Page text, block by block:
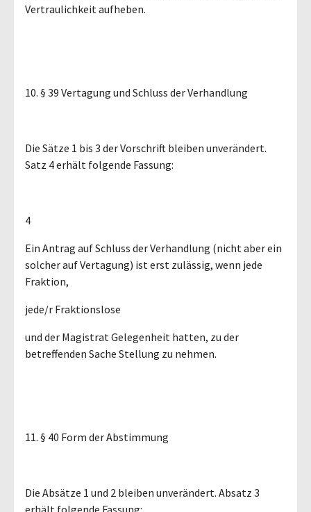
Vertraulichkeit aufheben.
10. § 39 Vertagung und Schluss der Verhandlung
Die Sätze 1 bis 3 der Vorschrift bleiben unverändert.
Satz 4 erhält folgende Fassung:
4
Ein Antrag auf Schluss der Verhandlung (nicht aber ein
solcher auf Vertagung) ist erst zulässig, wenn jede
Fraktion,
jede/r Fraktionslose
und der Magistrat Gelegenheit hatten, zu der
betreffenden Sache Stellung zu nehmen.
11. § 40 Form der Abstimmung
Die Absätze 1 und 2 bleiben unverändert. Absatz 3
erhält folgende Fassung: